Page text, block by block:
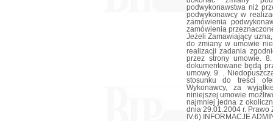
podwykonawstwa niż
podwykonawcy w
zamówienia
zamówienia
Jeżeli Zamawiający
do zmiany w umowie
realizacji zadania
przez strony umowie.
dokumentowane będą
umowy. 9. .
stosunku do treści
Wykonawcy, za
niniejszej umowie
najmniej jedna z
dnia 29.01.2004 r. Prawo
IV.6) INFORMACJE